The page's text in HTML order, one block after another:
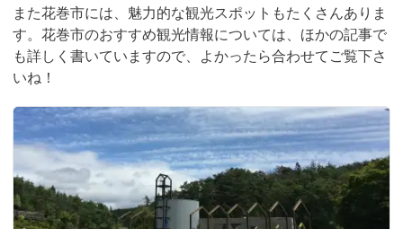
また花巻市には、魅力的な観光スポットもたくさんありま
す。花巻市のおすすめ観光情報については、ほかの記事で
も詳しく書いていますので、よかったら合わせてご覧下さ
いね！